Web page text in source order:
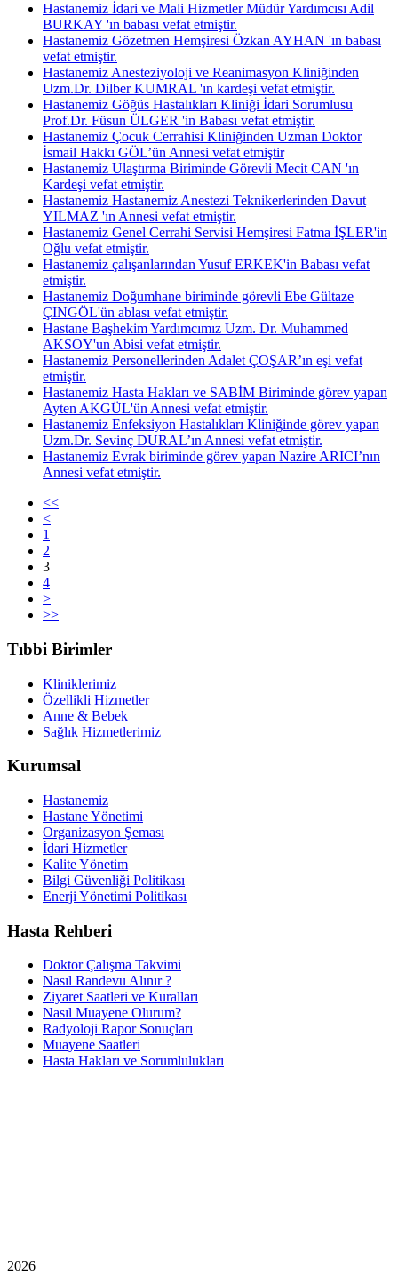
Hastanemiz İdari ve Mali Hizmetler Müdür Yardımcısı Adil
BURKAY 'ın babası vefat etmiştir.
Hastanemiz Gözetmen Hemşiresi Özkan AYHAN 'ın babası
vefat etmiştir.
Hastanemiz Anesteziyoloji ve Reanimasyon Kliniğinden
Uzm.Dr. Dilber KUMRAL 'ın kardeşi vefat etmiştir.
Hastanemiz Göğüs Hastalıkları Kliniği İdari Sorumlusu
Prof.Dr. Füsun ÜLGER 'in Babası vefat etmiştir.
Hastanemiz Çocuk Cerrahisi Kliniğinden Uzman Doktor
İsmail Hakkı GÖL’ün Annesi vefat etmiştir
Hastanemiz Ulaştırma Biriminde Görevli Mecit CAN 'ın
Kardeşi vefat etmiştir.
Hastanemiz Hastanemiz Anestezi Teknikerlerinden Davut
YILMAZ 'ın Annesi vefat etmiştir.
Hastanemiz Genel Cerrahi Servisi Hemşiresi Fatma İŞLER'in
Oğlu vefat etmiştir.
Hastanemiz çalışanlarından Yusuf ERKEK'in Babası vefat
etmiştir.
Hastanemiz Doğumhane biriminde görevli Ebe Gültaze
ÇINGÖL'ün ablası vefat etmiştir.
Hastane Başhekim Yardımcımız Uzm. Dr. Muhammed
AKSOY'un Abisi vefat etmiştir.
Hastanemiz Personellerinden Adalet ÇOŞAR’ın eşi vefat
etmiştir.
Hastanemiz Hasta Hakları ve SABİM Biriminde görev yapan
Ayten AKGÜL'ün Annesi vefat etmiştir.
Hastanemiz Enfeksiyon Hastalıkları Kliniğinde görev yapan
Uzm.Dr. Sevinç DURAL’ın Annesi vefat etmiştir.
Hastanemiz Evrak biriminde görev yapan Nazire ARICI’nın
Annesi vefat etmiştir.
<<
<
1
2
3
4
>
>>
Tıbbi Birimler
Kliniklerimiz
Özellikli Hizmetler
Anne & Bebek
Sağlık Hizmetlerimiz
Kurumsal
Hastanemiz
Hastane Yönetimi
Organizasyon Şeması
İdari Hizmetler
Kalite Yönetim
Bilgi Güvenliği Politikası
Enerji Yönetimi Politikası
Hasta Rehberi
Doktor Çalışma Takvimi
Nasıl Randevu Alınır ?
Ziyaret Saatleri ve Kuralları
Nasıl Muayene Olurum?
Radyoloji Rapor Sonuçları
Muayene Saatleri
Hasta Hakları ve Sorumlulukları
2026